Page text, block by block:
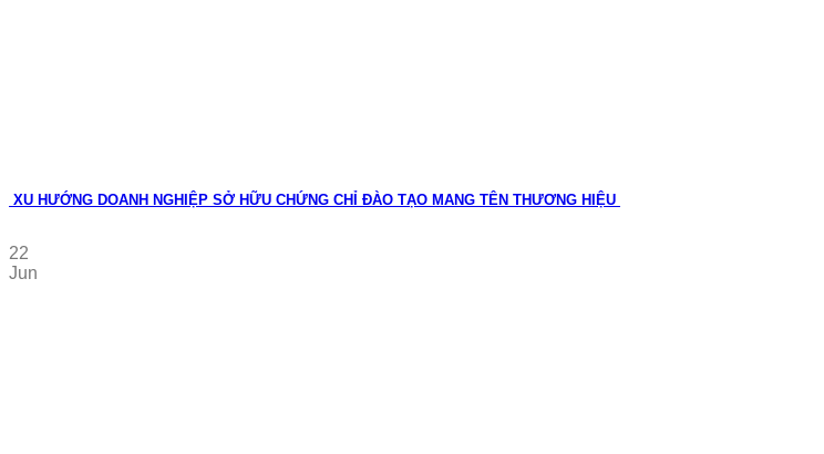
XU HƯỚNG DOANH NGHIỆP SỞ HỮU CHỨNG CHỈ ĐÀO TẠO MANG TÊN THƯƠNG HIỆU
22
Jun